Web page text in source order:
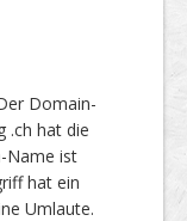
Domain-
.ch hat die
Name ist
hat ein
Umlaute.